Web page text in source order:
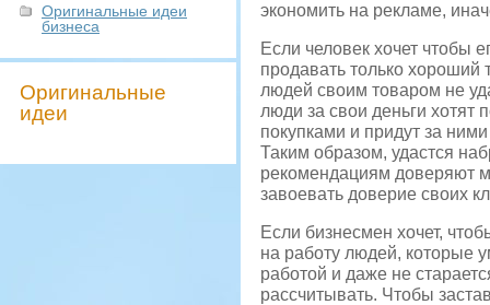
Оригинальные идеи
бизнеса
Оригинальные
идеи
экономить на рекламе,
Если человек хочет чтобы
продавать только
людей своим товаром не
люди за свои деньги хотят
покупками и придут за
Таким образом, удастся
рекомендациям доверяют
завоевать доверие своих
Если бизнесмен хочет,
на работу людей, которые
работой и даже не
рассчитывать. Чтобы